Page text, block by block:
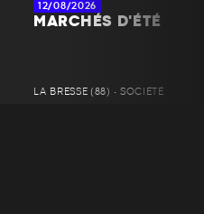
12/08/2026
MARCHÉS D'ÉTÉ
LA BRESSE (88) • SOCIÉTÉ